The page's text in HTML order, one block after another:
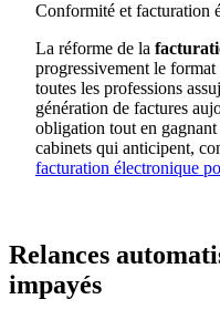
Conformité et facturation
La réforme de la
progressivement le
toutes les professions
génération de factures
obligation tout en
cabinets qui anticipent,
facturation électronique
Relances
impayés